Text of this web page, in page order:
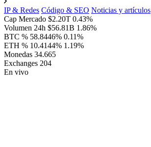
IP & Redes Código & SEO Noticias y artículos
Cap Mercado $2.20T 0.43%
Volumen 24h $56.81B 1.86%
BTC % 58.8446% 0.11%
ETH % 10.4144% 1.19%
Monedas 34.665
Exchanges 204
En vivo